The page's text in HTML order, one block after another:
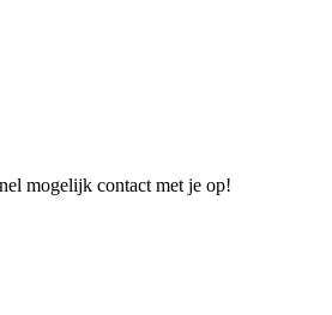
mogelijk contact met je op!